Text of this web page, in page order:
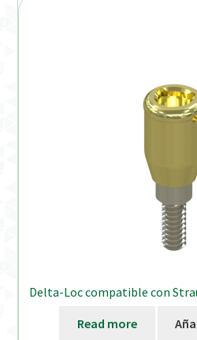
Delta-Loc compatible con
Read more